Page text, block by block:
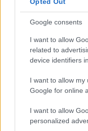
Google consents
I want to allow
related to
device identifiers
I want to allow
Google for online
I want to allow
personalized
sovranoè passato
per enti pubblici e
carte visionate, la
localizzazione dei
l’infrastruttura. Le
DORAe ilCyber
obblighi stringenti
e continuità